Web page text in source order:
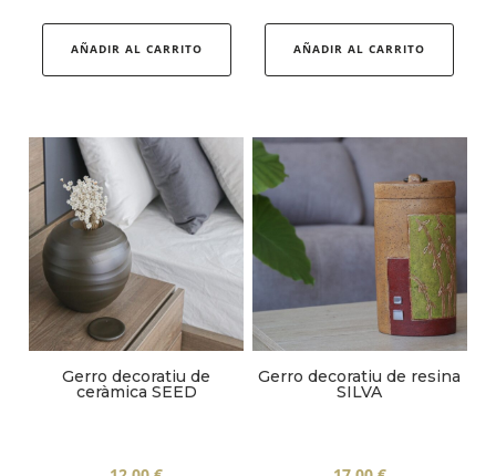
AÑADIR AL CARRITO AÑADIR AL CARRITO
Gerro decoratiu de
ceràmica SEED
Gerro decoratiu de resina
SILVA